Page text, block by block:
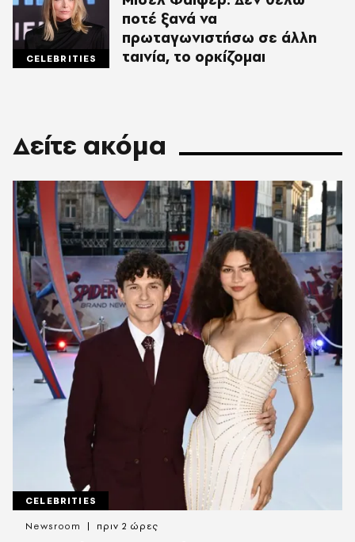
CELEBRITIES
ποτέ ξανά να
πρωταγωνιστήσω σε άλλη
ταινία, το ορκίζομαι
Δείτε ακόμα
CELEBRITIES
Newsroom πριν 2 ώρες